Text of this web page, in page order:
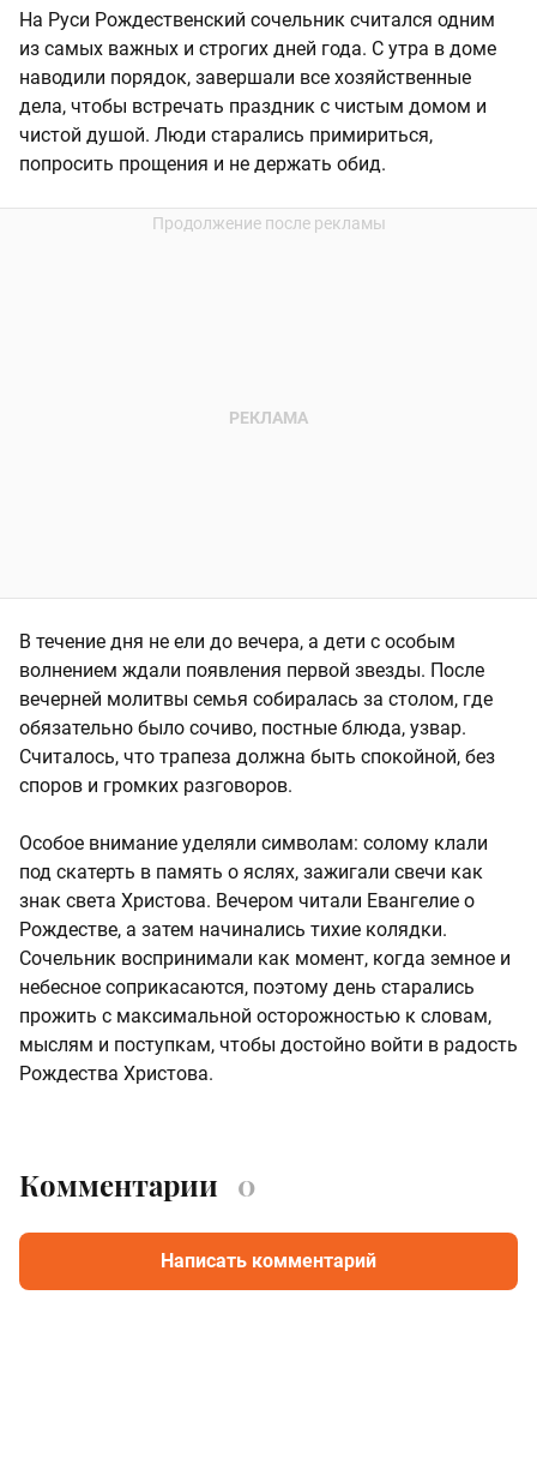
На Руси Рождественский сочельник считался одним
из самых важных и строгих дней года. С утра в доме
наводили порядок, завершали все хозяйственные
дела, чтобы встречать праздник с чистым домом и
чистой душой. Люди старались примириться,
попросить прощения и не держать обид.
В течение дня не ели до вечера, а дети с особым
волнением ждали появления первой звезды. После
вечерней молитвы семья собиралась за столом, где
обязательно было сочиво, постные блюда, узвар.
Считалось, что трапеза должна быть спокойной, без
споров и громких разговоров.
Особое внимание уделяли символам: солому клали
под скатерть в память о яслях, зажигали свечи как
знак света Христова. Вечером читали Евангелие о
Рождестве, а затем начинались тихие колядки.
Сочельник воспринимали как момент, когда земное и
небесное соприкасаются, поэтому день старались
прожить с максимальной осторожностью к словам,
мыслям и поступкам, чтобы достойно войти в радость
Рождества Христова.
Комментарии 0
Написать комментарий